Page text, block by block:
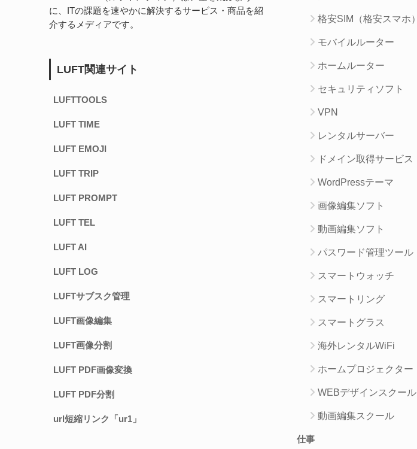
に、ITの課題を速やかに解決するサービス・商品を紹
介するメディアです。
LUFT関連サイト
LUFTTOOLS
LUFT TIME
LUFT EMOJI
LUFT TRIP
LUFT PROMPT
LUFT TEL
LUFT AI
LUFT LOG
LUFTサブスク管理
LUFT画像編集
LUFT画像分割
LUFT PDF画像変換
LUFT PDF分割
url短縮リンク「ur1」
格安SIM（格安スマホ）
モバイルルーター
ホームルーター
セキュリティソフト
VPN
レンタルサーバー
ドメイン取得サービス
WordPressテーマ
画像編集ソフト
動画編集ソフト
パスワード管理ツール
スマートウォッチ
スマートリング
スマートグラス
海外レンタルWiFi
ホームプロジェクター
WEBデザインスクール
動画編集スクール
仕事